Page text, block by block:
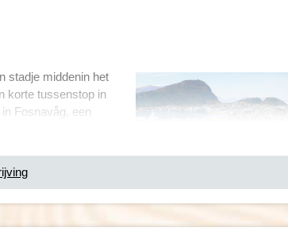
stadje middenin het
korte tussenstop in
Fosnavåg, een
zien we wel veel Jan